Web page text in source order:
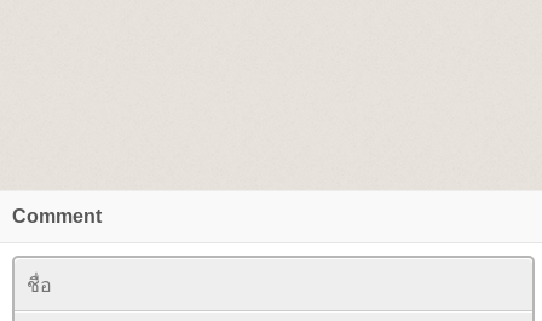
Comment